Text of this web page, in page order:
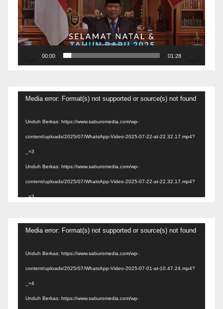
00:00 01:28
Pemutar
Media error: Format(s) not supported or source(s) not found
Unduh Berkas: https://www.saburomedia.com/wp-
content/uploads/2025/07/WhatsApp-Video-2025-07-22-at-22.32.17.mp4?
_=3
Unduh Berkas: https://www.saburomedia.com/wp-
content/uploads/2025/07/WhatsApp-Video-2025-07-22-at-22.32.17.mp4?
_=3
Pemutar
Media error: Format(s) not supported or source(s) not found
Unduh Berkas: https://www.saburomedia.com/wp-
content/uploads/2025/07/WhatsApp-Video-2025-07-01-at-10.47.24.mp4?
_=4
Unduh Berkas: https://www.saburomedia.com/wp-